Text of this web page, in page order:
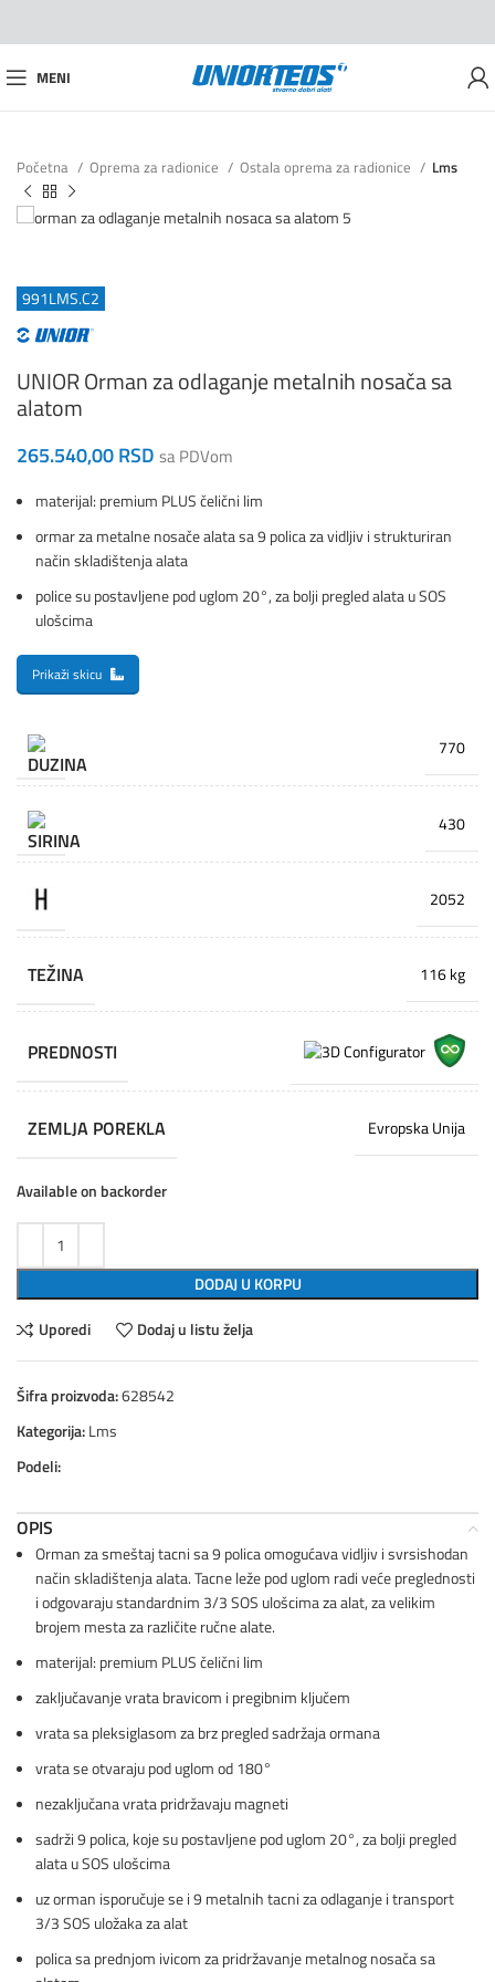
MENI
Početna Oprema za radionice Ostala oprema za radionice Lms
991LMS.C2
UNIOR Orman za odlaganje metalnih nosača sa
alatom
265.540,00RSD sa PDVom
materijal: premium PLUS čelični lim
ormar za metalne nosače alata sa 9 polica za vidljiv i strukturiran
način skladištenja alata
police su postavljene pod uglom 20°, za bolji pregled alata u SOS
ulošcima
Prikaži skicu
770
430
2052
TEŽINA 116 kg
PREDNOSTI
ZEMLJA POREKLA Evropska Unija
Available on backorder
DODAJ U KORPU
Uporedi
Dodaj u listu želja
Šifra proizvoda:628542
Kategorija:Lms
Podeli:
OPIS
Orman za smeštaj tacni sa 9 polica omogućava vidljiv i svrsishodan
način skladištenja alata. Tacne leže pod uglom radi veće preglednosti
i odgovaraju standardnim 3/3 SOS ulošcima za alat, za velikim
brojem mesta za različite ručne alate.
materijal: premium PLUS čelični lim
zaključavanje vrata bravicom i pregibnim ključem
vrata sa pleksiglasom za brz pregled sadržaja ormana
vrata se otvaraju pod uglom od 180°
nezaključana vrata pridržavaju magneti
sadrži 9 polica, koje su postavljene pod uglom 20°, za bolji pregled
alata u SOS ulošcima
uz orman isporučuje se i 9 metalnih tacni za odlaganje i transport
3/3 SOS uložaka za alat
polica sa prednjom ivicom za pridržavanje metalnog nosača sa